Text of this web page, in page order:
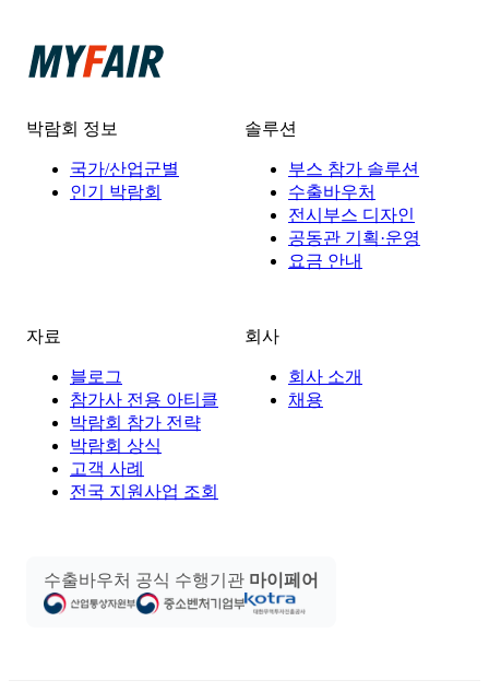
박람회 정보
국가/산업군별
인기 박람회
솔루션
부스 참가 솔루션
수출바우처
전시부스 디자인
공동관 기획·운영
요금 안내
자료
블로그
참가사 전용 아티클
박람회 참가 전략
박람회 상식
고객 사례
전국 지원사업 조회
회사
회사 소개
채용
수출바우처 공식 수행기관 마이페어